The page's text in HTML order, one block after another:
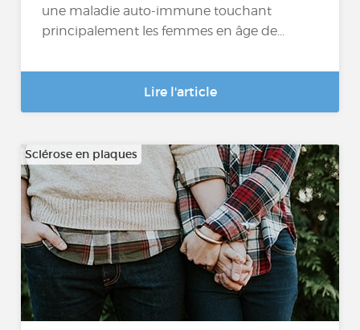
une maladie auto-immune touchant
principalement les femmes en âge de...
Lire l'article
Sclérose en plaques